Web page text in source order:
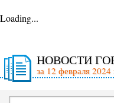
Loading...
НОВОСТИ
за 12 февраля 2024